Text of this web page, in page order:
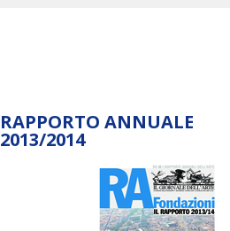
RAPPORTO ANNUALE
2013/2014